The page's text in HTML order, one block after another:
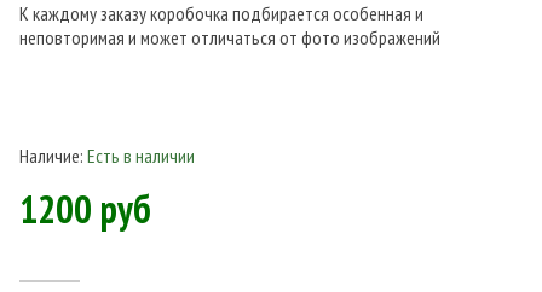
К каждому заказу коробочка подбирается особенная и
неповторимая и может отличаться от фото изображений
Наличие: Есть в наличии
1200 руб